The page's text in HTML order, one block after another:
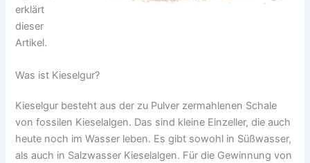
erklärt
dieser
Artikel.
Was ist Kieselgur?
Kieselgur besteht aus der zu Pulver zermahlenen Schale
von fossilen Kieselalgen. Das sind kleine Einzeller, die auch
heute noch im Wasser leben. Es gibt sowohl in Süßwasser,
als auch in Salzwasser Kieselalgen. Für die Gewinnung von